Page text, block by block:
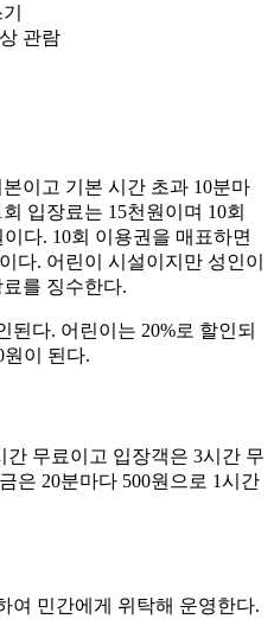
관람
이고 기본 시간 초과 10분마
입장료는 15천원이며 10회
다. 10회 이용권을 매표하면
다. 어린이 시설이지만 성인이
를 징수한다.
된다. 어린이는 20%로 할인되
원이 된다.
무료이고 입장객은 3시간 무
은 20분마다 500원으로 1시간
여 민간에게 위탁해 운영한다.